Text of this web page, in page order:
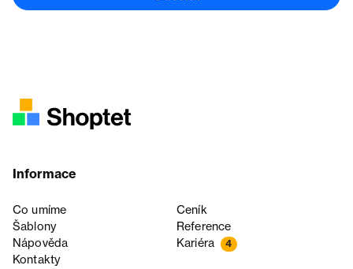
Informace
Co umíme
Ceník
Šablony
Reference
Nápověda
Kariéra 4
Kontakty